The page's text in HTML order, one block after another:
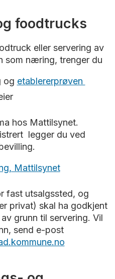
foodtrucks
eller servering av
som næring, trenger du
og etablererprøven
hos Mattilsynet.
legger du ved
Mattilsynet
fast utsalgssted, og
privat) skal ha godkjent
grunn til servering. Vil
send e-post